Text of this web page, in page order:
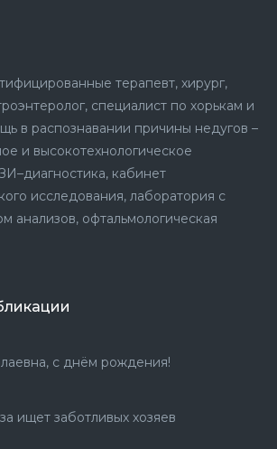
терапевт, хирург,
специалист по хорькам и
в распознавании причины недугов –
и высокотехнологическое
кабинет
исследования, лаборатория с
анализов, офтальмологическая
с днём рождения!
ищет заботливых хозяев